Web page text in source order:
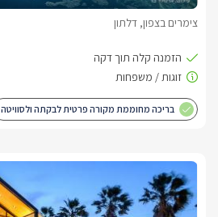
צימרים בצפון, דלתון
בריכה מחוממת מקורה פרטית לבקתה ולסוויטה